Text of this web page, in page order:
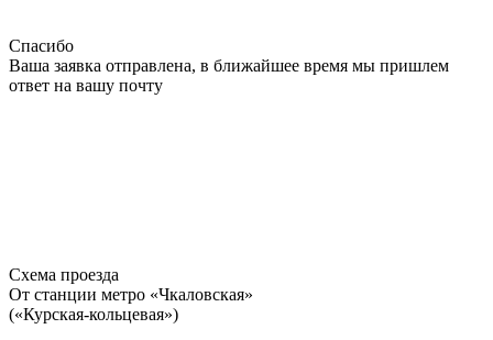
Спасибо
Ваша заявка отправлена, в ближайшее время мы пришлем
ответ на вашу почту
Схема проезда
От станции метро «Чкаловская»
(«Курская-кольцевая»)